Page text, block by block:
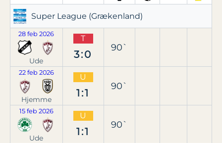
Super League (Grækenland)
28 feb 2026
Ude
T
3:0
90`
22 feb 2026
Hjemme
U
1:1
90`
15 feb 2026
Ude
U
1:1
90`